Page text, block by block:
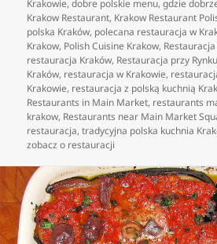
Krakowie,dobre polskie menu,gdzie
Krakow Restaurant, Krakow Restaurant
polska Kraków, polecana restauracja w
Krakow, Polish Cuisine Krakow,
restauracja Kraków, Restauracja przy Rynku
Kraków, restauracja w Krakowie,
Krakowie, restauracja z polską kuchnią
Restaurants in Main Market, restaurants
krakow, Restaurants near Main Market
restauracja,tradycyjna polska kuchnia
zobacz o restauracji